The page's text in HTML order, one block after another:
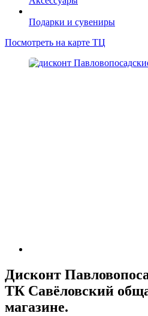
Подарки и сувениры
Посмотреть на карте ТЦ
Дисконт
ТК Савёловский
магазине.